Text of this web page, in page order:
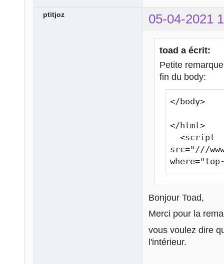
ptitjoz 05-04-2021
toad a écrit:
Petite
fin du body:
</body>
</html>
  <script
src="///
Bonjour Toad,
Merci pour la
vous voulez dire
l'intérieur.